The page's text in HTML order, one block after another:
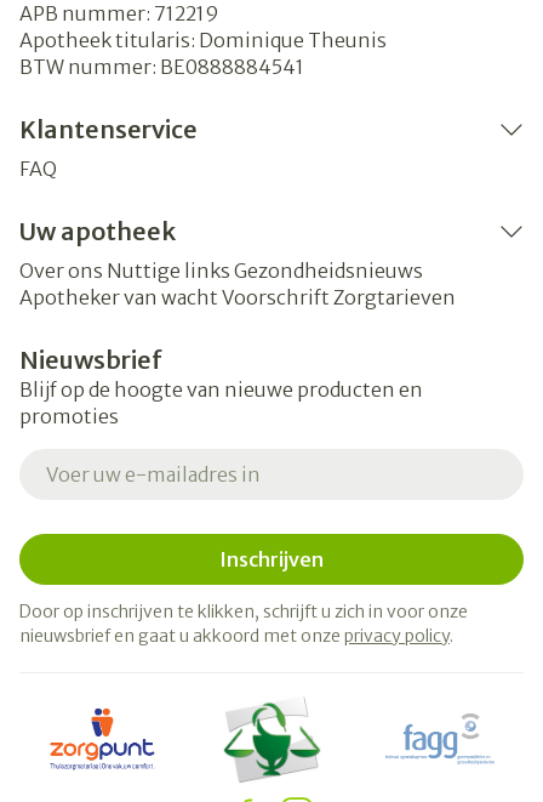
APB nummer: 712219
Apotheek titularis: Dominique Theunis
BTW nummer: BE0888884541
Klantenservice
FAQ
Uw apotheek
Over ons Nuttige links Gezondheidsnieuws
Apotheker van wacht Voorschrift Zorgtarieven
Nieuwsbrief
Blijf op de hoogte van nieuwe producten en
promoties
Inschrijven
Door op inschrijven te klikken, schrijft u zich in voor onze
nieuwsbrief en gaat u akkoord met onze privacy policy.